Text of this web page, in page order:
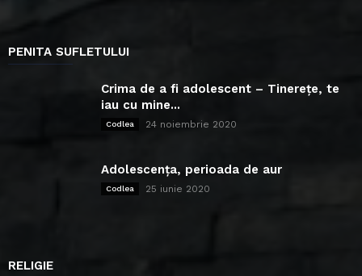
PENITA SUFLETULUI
Crima de a fi adolescent – Tinerețe, te
iau cu mine...
Codlea 24 noiembrie 2020
Adolescența, perioada de aur
Codlea 25 iunie 2020
RELIGIE